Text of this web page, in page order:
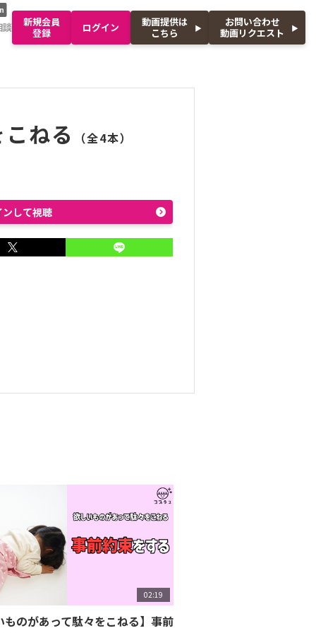
談
新規会員
登録
ログイン
動画提供は
こちら
お問い合わせ
動画リクエスト
ねる （全4本）
ンして視聴
02:19
ものがあって駄々をこねる】事前